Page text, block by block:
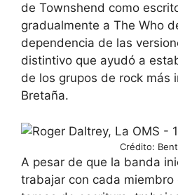
de Townshend como
gradualmente a The Who
dependencia de las
distintivo que ayudó a
de los grupos de rock más
Bretaña.
Crédito:
A pesar de que la banda
trabajar con cada